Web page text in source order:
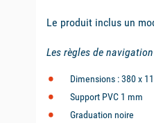
Le produit inclus un
Les règles de
Dimensions : 380 x
Support PVC 1 mm
Graduation noire